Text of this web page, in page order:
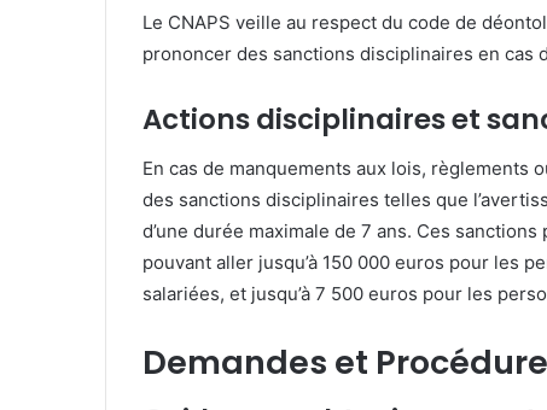
Le CNAPS veille au respect du code de
prononcer des sanctions disciplinaires en cas
Actions disciplinaires et
En cas de manquements aux lois, règlements
des sanctions disciplinaires telles que
d’une durée maximale de 7 ans. Ces sanctions
pouvant aller jusqu’à 150 000 euros pour les
salariées, et jusqu’à 7 500 euros pour les
Demandes et